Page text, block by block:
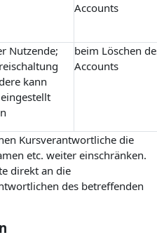
Accounts
Nutzende;
kann
beim Löschen
Accounts
Kursverantwortliche die
etc. weiter einschränken.
direkt an die
des betreffenden